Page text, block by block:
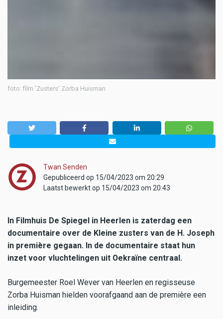
foto: film 'Zusters' Zorba Huisman
Twan Senden
Gepubliceerd op 15/04/2023 om 20:29
Laatst bewerkt op 15/04/2023 om 20:43
In Filmhuis De Spiegel in Heerlen is zaterdag een
documentaire over de Kleine zusters van de H. Joseph
in première gegaan. In de documentaire staat hun
inzet voor vluchtelingen uit Oekraïne centraal.
Burgemeester Roel Wever van Heerlen en regisseuse
Zorba Huisman hielden voorafgaand aan de première een
inleiding.